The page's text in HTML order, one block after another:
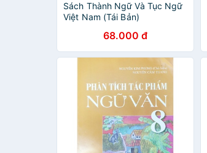
Sách Thành Ngữ Và Tục Ngữ
Việt Nam (Tái Bản)
68.000 đ